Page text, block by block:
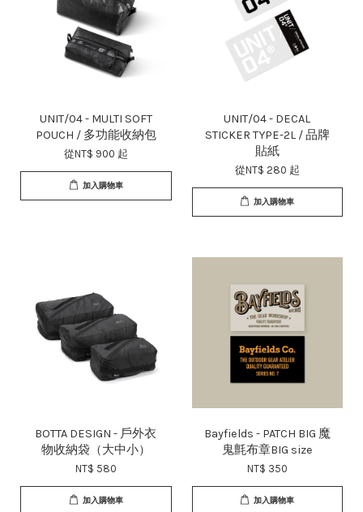
UNIT/04 - MULTI SOFT
POUCH / 多功能收納包
從NT$ 900 起
加入購物車
UNIT/04 - DECAL
STICKER TYPE-2L / 品牌
貼紙
從NT$ 280 起
加入購物車
BOTTA DESIGN - 戶外衣
物收納袋（大中小）
NT$ 580
加入購物車
Bayfields - PATCH BIG 魔
鬼氈布章BIG size
NT$ 350
加入購物車